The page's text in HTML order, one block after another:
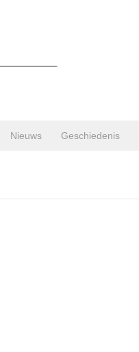
Nieuws Geschiedenis